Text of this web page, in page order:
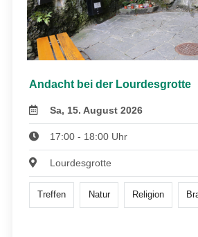
Andacht bei der Lourdesgrotte
Sa, 15. August 2026
17:00 - 18:00 Uhr
Lourdesgrotte
Treffen Natur Religion